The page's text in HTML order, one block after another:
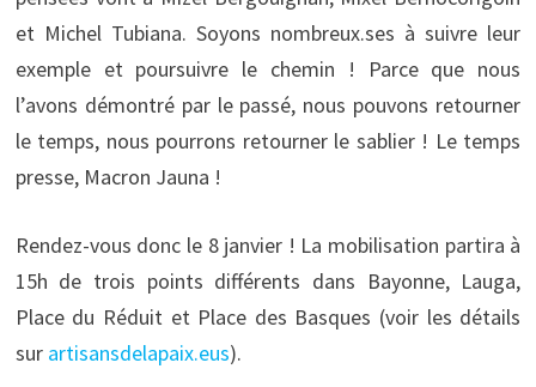
et Michel Tubiana. Soyons nombreux.ses à suivre leur
exemple et poursuivre le chemin ! Parce que nous
l’avons démontré par le passé, nous pouvons retourner
le temps, nous pourrons retourner le sablier ! Le temps
presse, Macron Jauna !
Rendez-vous donc le 8 janvier ! La mobilisation partira à
15h de trois points différents dans Bayonne, Lauga,
Place du Réduit et Place des Basques (voir les détails
sur artisansdelapaix.eus).